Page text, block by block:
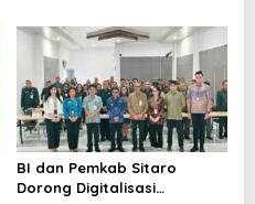
BI dan Pemkab Sitaro
Dorong Digitalisasi